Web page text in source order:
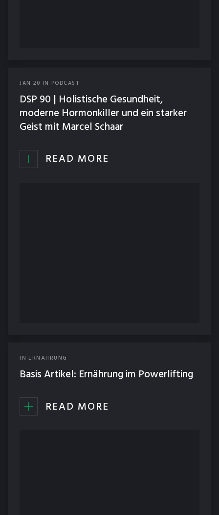
JAN 20 IN PODCAST
DSP 90 | Holistische Gesundheit,
moderne Hormonkiller und ein starker
Geist mit Marcel Schaar
READ MORE
IN ERNÄHRUNG
Basis Artikel: Ernährung im Powerlifting
READ MORE